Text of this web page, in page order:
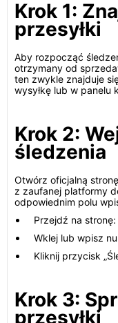
Krok 1:
przesyłki
Aby rozpocząć
otrzymany od
ten zwykle znajduje
wysyłkę lub w panelu
Krok 2:
śledzenia
Otwórz oficjalną
z zaufanej platformy
odpowiednim polu
Przejdź na stronę:
Wklej lub wpisz
Kliknij przycisk
Krok 3:
przesyłki